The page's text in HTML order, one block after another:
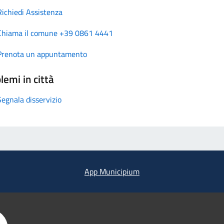
Assistenza
il comune +39 0861 4441
un appuntamento
in città
disservizio
App Municipium